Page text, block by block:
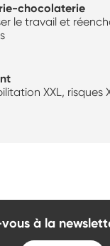
chocolaterie
le travail et
XXL, risques
à la